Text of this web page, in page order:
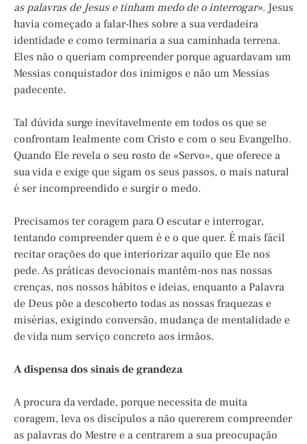
as palavras de Jesus e tinham medo de o interrogar». Jesus
havia começado a falar-lhes sobre a sua verdadeira
identidade e como terminaria a sua caminhada terrena.
Eles não o queriam compreender porque aguardavam um
Messias conquistador dos inimigos e não um Messias
padecente.
Tal dúvida surge inevitavelmente em todos os que se
confrontam lealmente com Cristo e com o seu Evangelho.
Quando Ele revela o seu rosto de «Servo», que oferece a
sua vida e exige que sigam os seus passos, o mais natural
é ser incompreendido e surgir o medo.
Precisamos ter coragem para O escutar e interrogar,
tentando compreender quem é e o que quer. É mais fácil
recitar orações do que interiorizar aquilo que Ele nos
pede. As práticas devocionais mantêm-nos nas nossas
crenças, nos nossos hábitos e ideias, enquanto a Palavra
de Deus põe a descoberto todas as nossas fraquezas e
misérias, exigindo conversão, mudança de mentalidade e
de vida num serviço concreto aos irmãos.
A dispensa dos sinais de grandeza
A procura da verdade, porque necessita de muita
coragem, leva os discípulos a não quererem compreender
as palavras do Mestre e a centrarem a sua preocupação